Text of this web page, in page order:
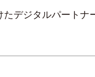
たデジタルパートナ